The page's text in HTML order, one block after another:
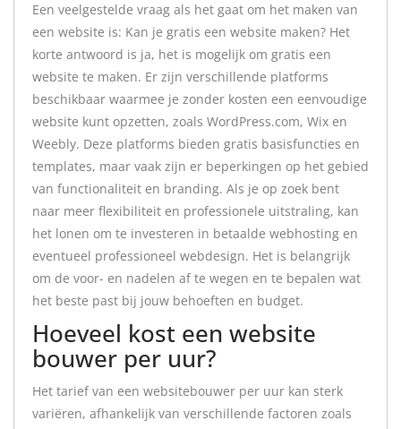
Een veelgestelde vraag als het gaat om het maken van
een website is: Kan je gratis een website maken? Het
korte antwoord is ja, het is mogelijk om gratis een
website te maken. Er zijn verschillende platforms
beschikbaar waarmee je zonder kosten een eenvoudige
website kunt opzetten, zoals WordPress.com, Wix en
Weebly. Deze platforms bieden gratis basisfuncties en
templates, maar vaak zijn er beperkingen op het gebied
van functionaliteit en branding. Als je op zoek bent
naar meer flexibiliteit en professionele uitstraling, kan
het lonen om te investeren in betaalde webhosting en
eventueel professioneel webdesign. Het is belangrijk
om de voor- en nadelen af te wegen en te bepalen wat
het beste past bij jouw behoeften en budget.
Hoeveel kost een website
bouwer per uur?
Het tarief van een websitebouwer per uur kan sterk
variëren, afhankelijk van verschillende factoren zoals